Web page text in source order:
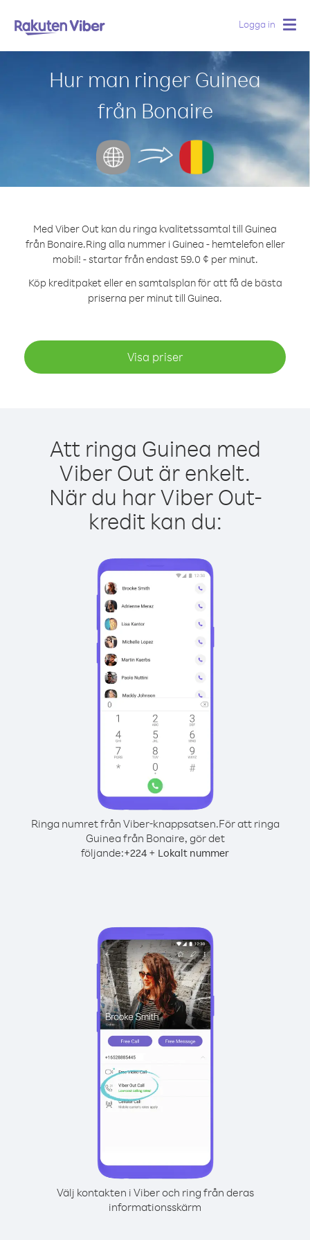
Logga in
Hur man ringer Guinea
från Bonaire
Med Viber Out kan du ringa kvalitetssamtal till Guinea
från Bonaire.Ring alla nummer i Guinea - hemtelefon eller
mobil! - startar från endast 59.0 ¢ per minut.
Köp kreditpaket eller en samtalsplan för att få de bästa
priserna per minut till Guinea.
Visa priser
Att ringa Guinea med
Viber Out är enkelt.
När du har Viber Out-
kredit kan du:
Ringa numret från Viber-knappsatsen.För att ringa
Guinea från Bonaire, gör det
följande:+224 + Lokalt nummer
Välj kontakten i Viber och ring från deras
informationsskärm